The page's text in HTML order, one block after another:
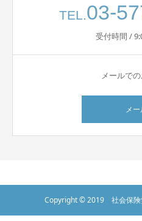
TEL.03-
受付時間 /
メールで
メ
Copyright © 2019 社会保険